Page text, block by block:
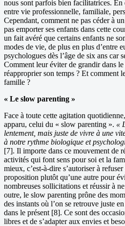
nous sont parfois bien facilitatrices.
entre vie professionnelle, familiale,
Cependant, comment ne pas céder à
pas emporter ses enfants dans cette
un fait avéré que certains enfants ne
modes de vie, de plus en plus d’entre
psychologues dès l’âge de six ans car
Comment leur éviter de grandir dans
réapproprier son temps ? Et comment
famille ?
« Le slow parenting »
Face à toute cette agitation
apparu, celui du « slow parenting ». «
lentement, mais juste de vivre à une
à notre rythme biologique et
[7]. Il importe dans ce mouvement de
activités qui font sens pour soi et la
mieux, c’est-à-dire s’autoriser à
proposition plutôt qu’une autre pour
nombreuses sollicitations et réussir à
outre, le slow parenting prône des
des instants où l’on se retrouve juste
dans le présent [8]. Ce sont des
libres et de s’adapter aux envies et